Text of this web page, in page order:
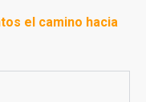
el camino hacia